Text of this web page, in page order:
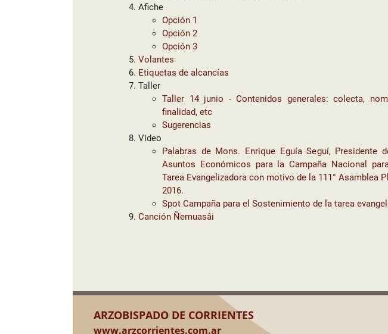
Afiche
Opción 1
Opción 2
Opción 3
Volantes
Etiquetas de alcancías
Taller
Taller 14 junio - Contenidos generales: colecta,
finalidad, etc
Sugerencias
Video
Palabras de Mons. Enrique Eguía Seguí, Presidente
Asuntos Económicos para la Campaña Nacional
Tarea Evangelizadora con motivo de la 111° Asamblea
2016.
Spot Campaña para el Sostenimiento de la tarea
Canción Ñemuasâi
ARZOBISPADO DE CORRIENTES
www.arzcorrientes.com.ar